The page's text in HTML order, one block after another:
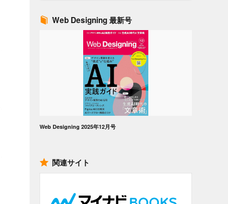
Web Designing 最新号
Web Designing 2025年12月号
関連サイト